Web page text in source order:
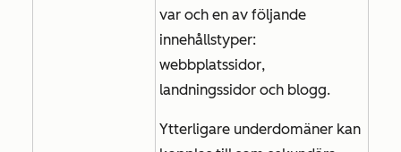
var och en av följande
innehållstyper:
webbplatssidor,
landningssidor och blogg.
Ytterligare underdomäner kan